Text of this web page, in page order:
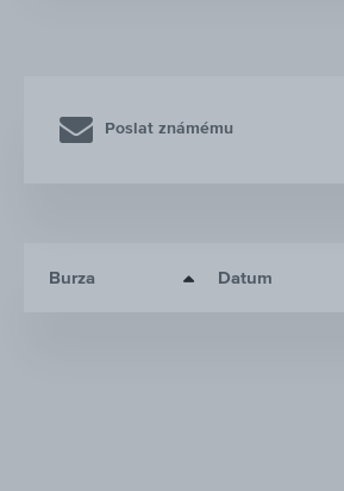
Poslat známému
Burza Datum